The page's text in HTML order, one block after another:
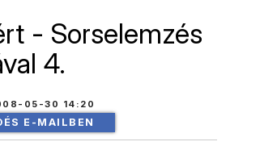
- Sorselemzés
4.
05-30 14:20
E-MAILBEN